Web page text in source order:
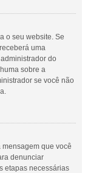
o seu website. Se
uma
do
sobre a
se você não
que você
denunciar
etapas necessárias